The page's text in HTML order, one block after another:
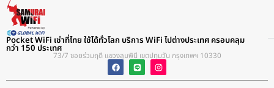
Pocket WiFi เช่าที่ไทย ใช้ได้ทั่วโลก บริการ WiFi ไปต่างประเทศ ครอบคลุม
กว่า 150 ประเทศ
73/7 ซอยร่วมฤดี แขวงลุมพินี เขตปทุมวัน กรุงเทพฯ 10330​
F
a
c
L
i
n
I
n
s